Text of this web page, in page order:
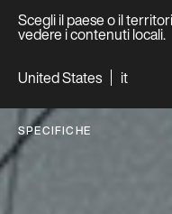
Scegli il paese o il
vedere i contenuti locali.
United States
it
SPECIFICHE